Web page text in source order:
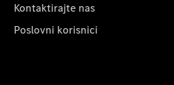
Kontaktirajte nas
Poslovni korisnici